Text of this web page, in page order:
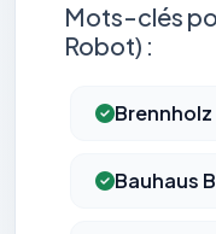
Mots-clés
Robot) :
Brennholz
Bauhaus